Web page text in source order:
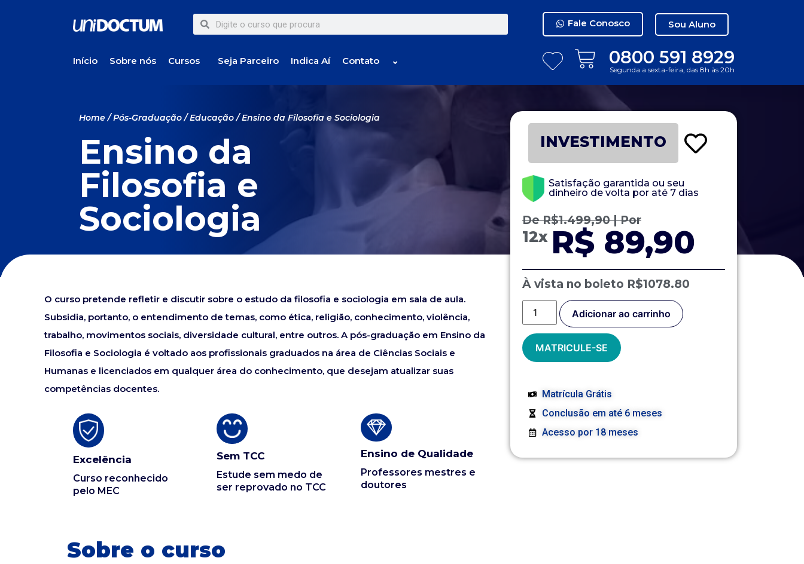
Fale Conosco Sou Aluno
Início Sobre nós Cursos Seja Parceiro Indica Aí Contato ⌄ 0800 591 8929
Segunda a sexta-feira, das 8h às 20h
Home/Pós-Graduação/Educação/ Ensino da Filosofia e Sociologia
Ensino da
Filosofia e
Sociologia
O curso pretende refletir e discutir sobre o estudo da filosofia e sociologia em sala de aula.
Subsidia, portanto, o entendimento de temas, como ética, religião, conhecimento, violência,
trabalho, movimentos sociais, diversidade cultural, entre outros. A pós-graduação em Ensino da
Filosofia e Sociologia é voltado aos profissionais graduados na área de Ciências Sociais e
Humanas e licenciados em qualquer área do conhecimento, que desejam atualizar suas
competências docentes.
Excelência
Curso reconhecido
pelo MEC
Sem TCC
Estude sem medo de
ser reprovado no TCC
Ensino de Qualidade
Professores mestres e
doutores
Sobre o curso
INVESTIMENTO
Satisfação garantida ou seu
dinheiro de volta por até 7 dias
DeR$1.499,90| Por
12x R$ 89,90
À vista no boleto R$1078.80
Adicionar ao carrinho
MATRICULE-SE
Matrícula Grátis
Conclusão em até 6 meses
Acesso por 18 meses